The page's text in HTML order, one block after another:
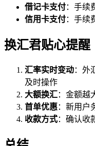
借记卡支付：手续
信用卡支付：手续
换汇君贴心提醒
汇率实时变动：外
及时操作
大额换汇：金额越
首单优惠：新用户
收款方式：确认收